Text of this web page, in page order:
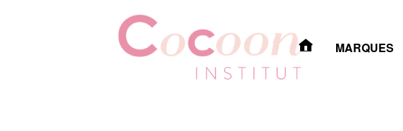
ACCUEIL
MARQUES